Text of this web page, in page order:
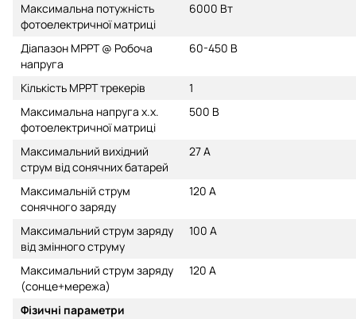
Максимальна потужність
фотоелектричної матриці
6000 Вт
Діапазон МРРТ @ Робоча
напруга
60-450 В
Кількість МРРТ трекерів
1
Максимальна напруга х.х.
фотоелектричної матриці
500 В
Максимальний вихідний
струм від сонячних батарей
27 А
Максимальній струм
сонячного заряду
120 А
Максимальний струм заряду
від змінного струму
100 А
Максимальний струм заряду
(сонце+мережа)
120 А
Фізичні параметри